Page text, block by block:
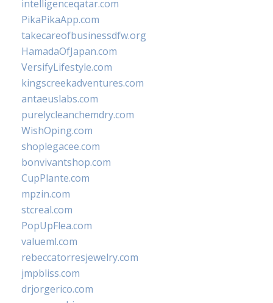
intelligenceqatar.com
PikaPikaApp.com
takecareofbusinessdfw.org
HamadaOfJapan.com
VersifyLifestyle.com
kingscreekadventures.com
antaeuslabs.com
purelycleanchemdry.com
WishOping.com
shoplegacee.com
bonvivantshop.com
CupPlante.com
mpzin.com
stcreal.com
PopUpFlea.com
valueml.com
rebeccatorresjewelry.com
jmpbliss.com
drjorgerico.com